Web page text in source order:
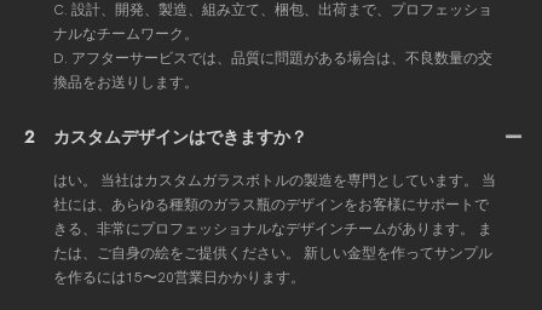
C. 設計、開発、製造、組み立て、梱包、出荷まで、プロフェッショ
ナルなチームワーク。
D. アフターサービスでは、品質に問題がある場合は、不良数量の交
換品をお送りします。
2 カスタムデザインはできますか？
はい。 当社はカスタムガラスボトルの製造を専門としています。 当
社には、あらゆる種類のガラス瓶のデザインをお客様にサポートで
きる、非常にプロフェッショナルなデザインチームがあります。 ま
たは、ご自身の絵をご提供ください。 新しい金型を作ってサンプル
を作るには15〜20営業日かかります。